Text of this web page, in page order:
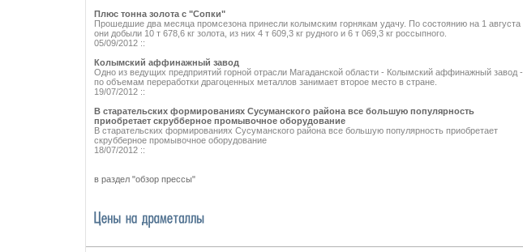
Плюс тонна золота с "Сопки"
Прошедшие два месяца промсезона принесли колымским горнякам удачу. По состоянию на 1 августа
они добыли 10 т 678,6 кг золота, из них 4 т 609,3 кг рудного и 6 т 069,3 кг россыпного.
05/09/2012 ::
Колымский аффинажный завод
Одно из ведущих предприятий горной отрасли Магаданской области - Колымский аффинажный завод -
по объемам переработки драгоценных металлов занимает второе место в стране.
19/07/2012 ::
В старательских формированиях Сусуманского района все большую популярность
приобретает скрубберное промывочное оборудование
В старательских формированиях Сусуманского района все большую популярность приобретает
скрубберное промывочное оборудование
18/07/2012 ::
в раздел "обзор прессы"